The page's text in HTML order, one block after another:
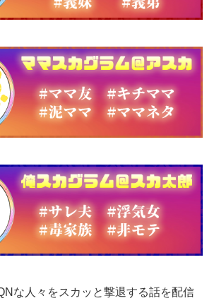
な人々をスカッと撃退する話を配信